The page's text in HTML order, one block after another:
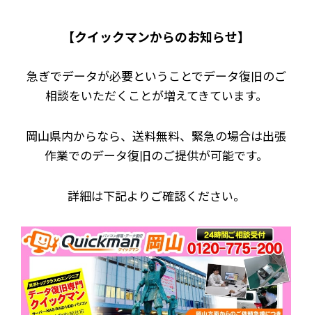
【クイックマンからのお知らせ】
急ぎでデータが必要ということでデータ復旧のご
相談をいただくことが増えてきています。
岡山県内からなら、送料無料、緊急の場合は出張
作業でのデータ復旧のご提供が可能です。
詳細は下記よりご確認ください。